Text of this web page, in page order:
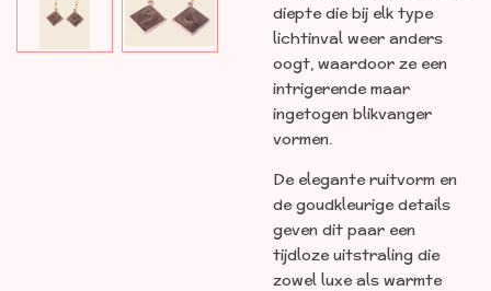
diepte die bij elk type
lichtinval weer anders
oogt, waardoor ze een
intrigerende maar
ingetogen blikvanger
vormen.
De elegante ruitvorm en
de goudkleurige details
geven dit paar een
tijdloze uitstraling die
zowel luxe als warmte